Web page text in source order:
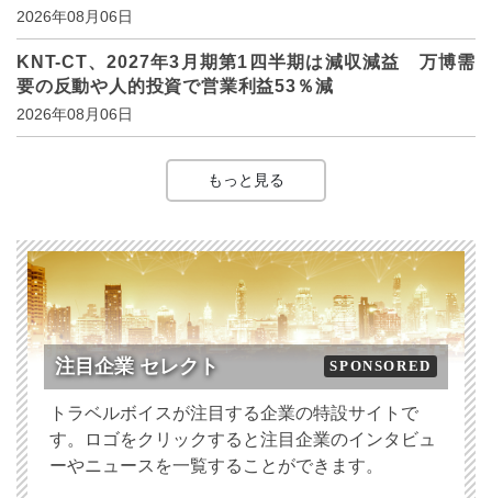
2026年08月06日
KNT-CT、2027年3月期第1四半期は減収減益 万博需
要の反動や人的投資で営業利益53％減
2026年08月06日
もっと見る
注目企業 セレクト SPONSORED
トラベルボイスが注目する企業の特設サイトで
す。ロゴをクリックすると注目企業のインタビュ
ーやニュースを一覧することができます。